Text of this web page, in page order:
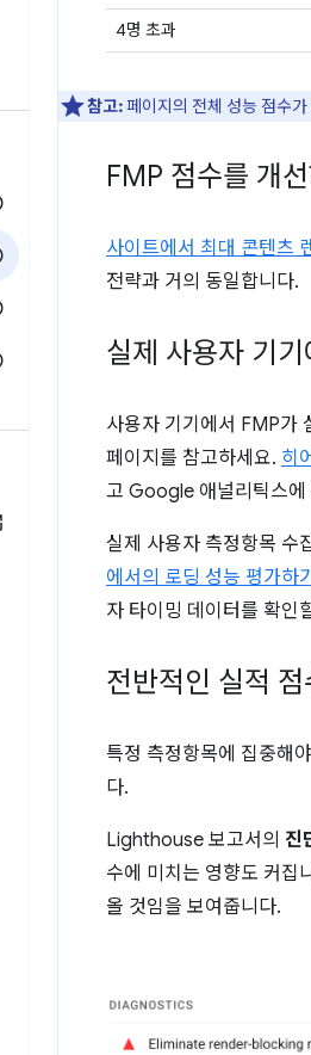
4명 초과
참고:페이지의 전체 성능 점수
FMP 점수를 개
사이트에서 최대 콘텐츠
전략과 거의 동일합니다.
실제 사용자 기
사용자 기기에서 FMP가
페이지를 참고하세요. 히
고 Google 애널리틱스에
실제 사용자 측정항목 수
에서의 로딩 성능 평가하기
자 타이밍 데이터를 확인
전반적인 실적
특정 측정항목에 집중해
다.
Lighthouse 보고서의 진
수에 미치는 영향도 커
올 것임을 보여줍니다.